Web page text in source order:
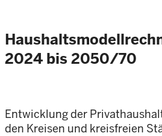
2024 bis 2050/70
Entwicklung der
den Kreisen und kreisfreien